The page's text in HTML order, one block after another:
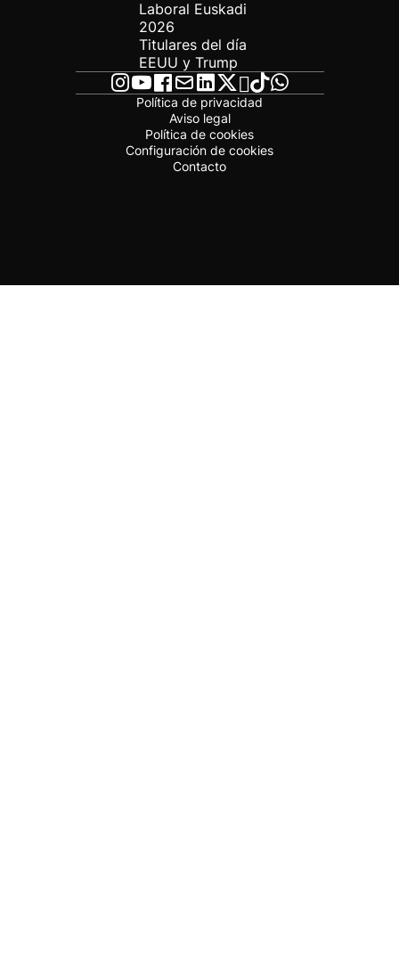
Laboral Euskadi
2026
Titulares del día
EEUU y Trump
Política de privacidad
Aviso legal
Política de cookies
Configuración de cookies
Contacto